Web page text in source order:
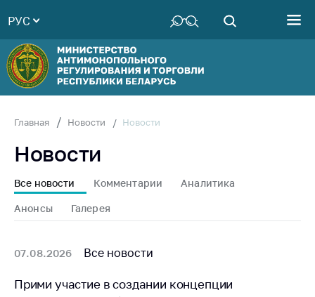
Руководство
Структура
Министерства
Территориальные
Законодательство
Антикоррупционная
деятельность
совет
Соискателям
РУС
Главная Новости Новости
Новости
Все новости Комментарии Аналитика
Анонсы Галерея
07.08.2026 Все новости
Прими участие в создании концепции